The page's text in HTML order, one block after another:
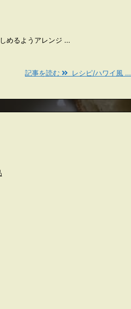
めるようアレンジ ...
記事を読む レシピ/ハワイ風 ...